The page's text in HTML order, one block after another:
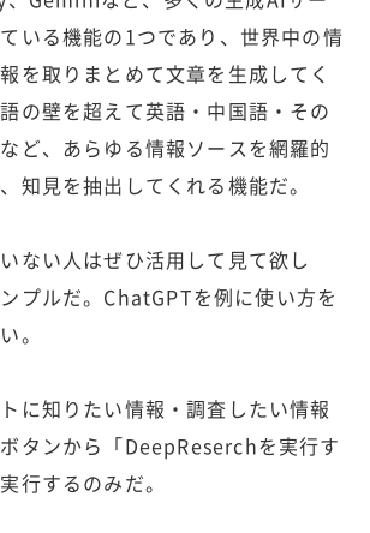
いる機能の1つであり、世界中の情
を取りまとめて文章を生成してく
の壁を超えて英語・中国語・その
ど、あらゆる情報ソースを網羅的
知見を抽出してくれる機能だ。
ない人はぜひ活用して見て欲し
プルだ。ChatGPTを例に使い方を
。
に知りたい情報・調査したい情報
タンから「DeepReserchを実行す
行するのみだ。